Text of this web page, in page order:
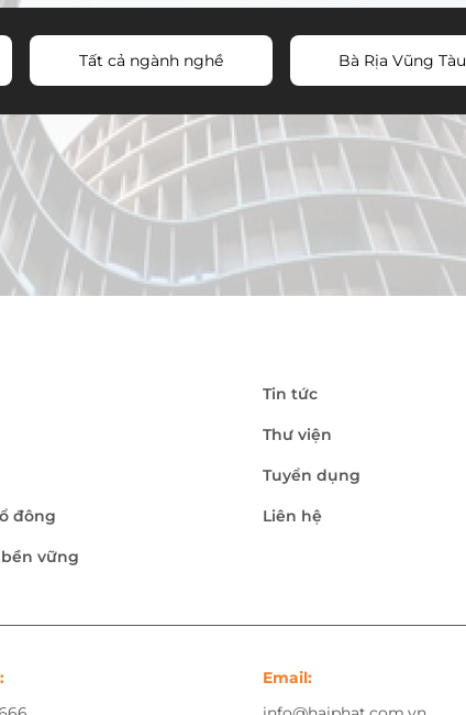
Tất cả ngành nghề Bà Rịa Vũng Tàu
đông
vững
Tin tức
Thư viện
Tuyển dụng
Liên hệ
Email: